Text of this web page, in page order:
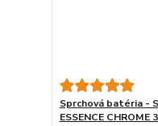
Sprchová batéria -
ESSENCE CHROME